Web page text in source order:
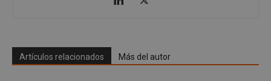
Artículos relacionados Más del autor
Privacy Policy